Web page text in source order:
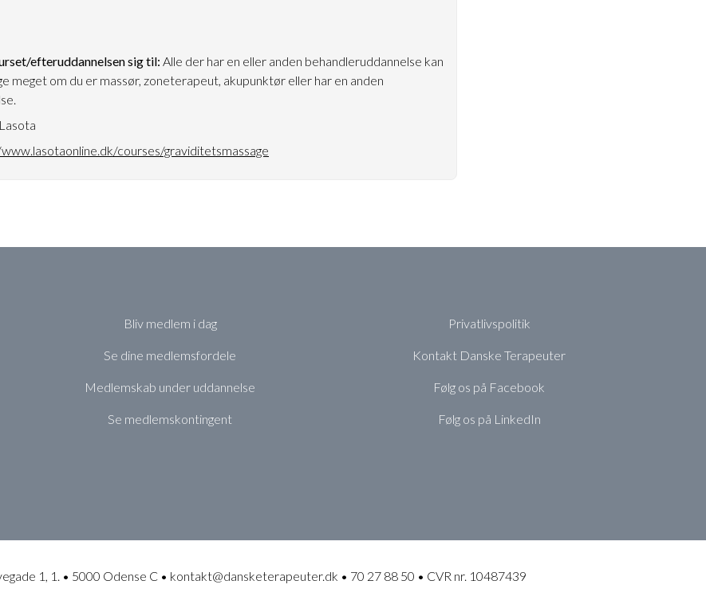
efteruddannelsen sig til: Alle der har en eller anden behandleruddannelse kan
meget om du er massør, zoneterapeut, akupunktør eller har en anden
courses/graviditetsmassage
Bliv medlem i dag
Se dine medlemsfordele
Medlemskab under uddannelse
Se medlemskontingent
Privatlivspolitik
Kontakt Danske Terapeuter
Følg os på Facebook
Følg os på LinkedIn
1, 1. • 5000 Odense C • kontakt@dansketerapeuter.dk • 70 27 88 50 • CVR nr. 10487439